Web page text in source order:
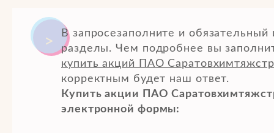
В запросезаполните и
разделы. Чем подробнее вы
купить акций ПАО
корректным будет наш ответ.
Купить акции ПАО
электронной формы: